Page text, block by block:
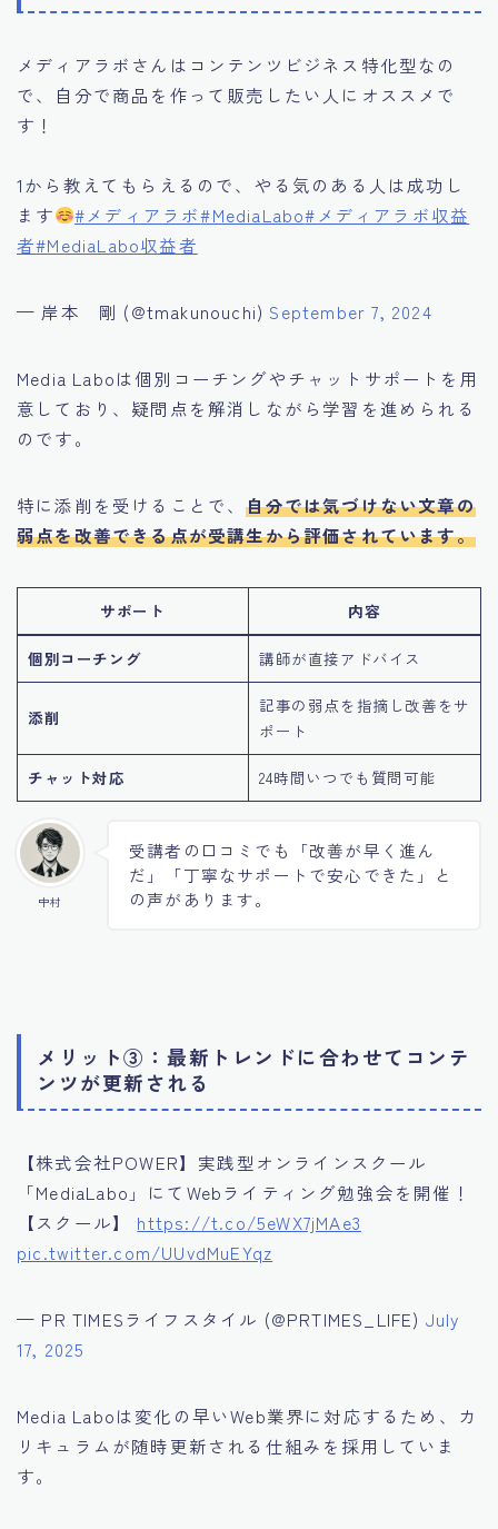
メディアラボさんはコンテンツビジネス特化型なの
で、自分で商品を作って販売したい人にオススメで
す！
1から教えてもらえるので、やる気のある人は成功し
ます
#メディアラボ#MediaLabo#メディアラボ収益
者#MediaLabo収益者
— 岸本 剛 (@tmakunouchi) September 7, 2024
Media Laboは個別コーチングやチャットサポートを用
意しており、疑問点を解消しながら学習を進められる
のです。
特に添削を受けることで、自分では気づけない文章の
弱点を改善できる点が受講生から評価されています。
サポート 内容
個別コーチング 講師が直接アドバイス
添削
記事の弱点を指摘し改善をサ
ポート
チャット対応 24時間いつでも質問可能
中村
受講者の口コミでも「改善が早く進ん
だ」「丁寧なサポートで安心できた」と
の声があります。
メリット③：最新トレンドに合わせてコンテ
ンツが更新される
【株式会社POWER】実践型オンラインスクール
「MediaLabo」にてWebライティング勉強会を開催！
【スクール】 https://t.co/5eWX7jMAe3
pic.twitter.com/UUvdMuEYqz
— PR TIMESライフスタイル (@PRTIMES_LIFE) July
17, 2025
Media Laboは変化の早いWeb業界に対応するため、カ
リキュラムが随時更新される仕組みを採用していま
す。